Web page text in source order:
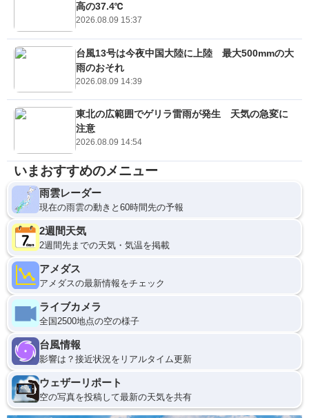
高の37.4℃
2026.08.09 15:37
台風13号は今夜中国大陸に上陸 最大500mmの大
雨のおそれ
2026.08.09 14:39
東北の広範囲でゲリラ雷雨が発生 天気の急変に
注意
2026.08.09 14:54
いまおすすめのメニュー
雨雲レーダー
現在の雨雲の動きと60時間先の予報
2週間天気
2週間先までの天気・気温を掲載
アメダス
アメダスの最新情報をチェック
ライブカメラ
全国2500地点の空の様子
台風情報
影響は？接近状況をリアルタイム更新
ウェザーリポート
空の写真を投稿して最新の天気を共有